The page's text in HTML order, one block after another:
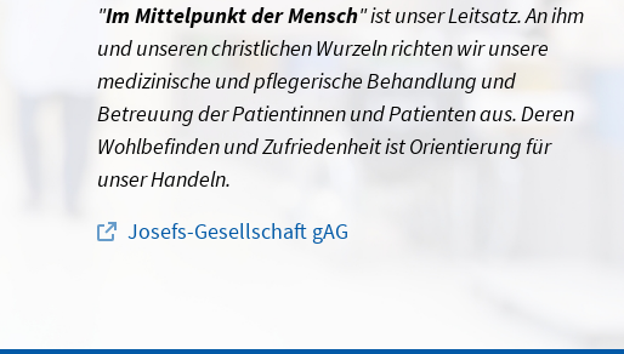
"Im Mittelpunkt der Mensch" ist unser Leitsatz. An ihm
und unseren christlichen Wurzeln richten wir unsere
medizinische und pflegerische Behandlung und
Betreuung der Patientinnen und Patienten aus. Deren
Wohlbefinden und Zufriedenheit ist Orientierung für
unser Handeln.
Josefs-Gesellschaft gAG